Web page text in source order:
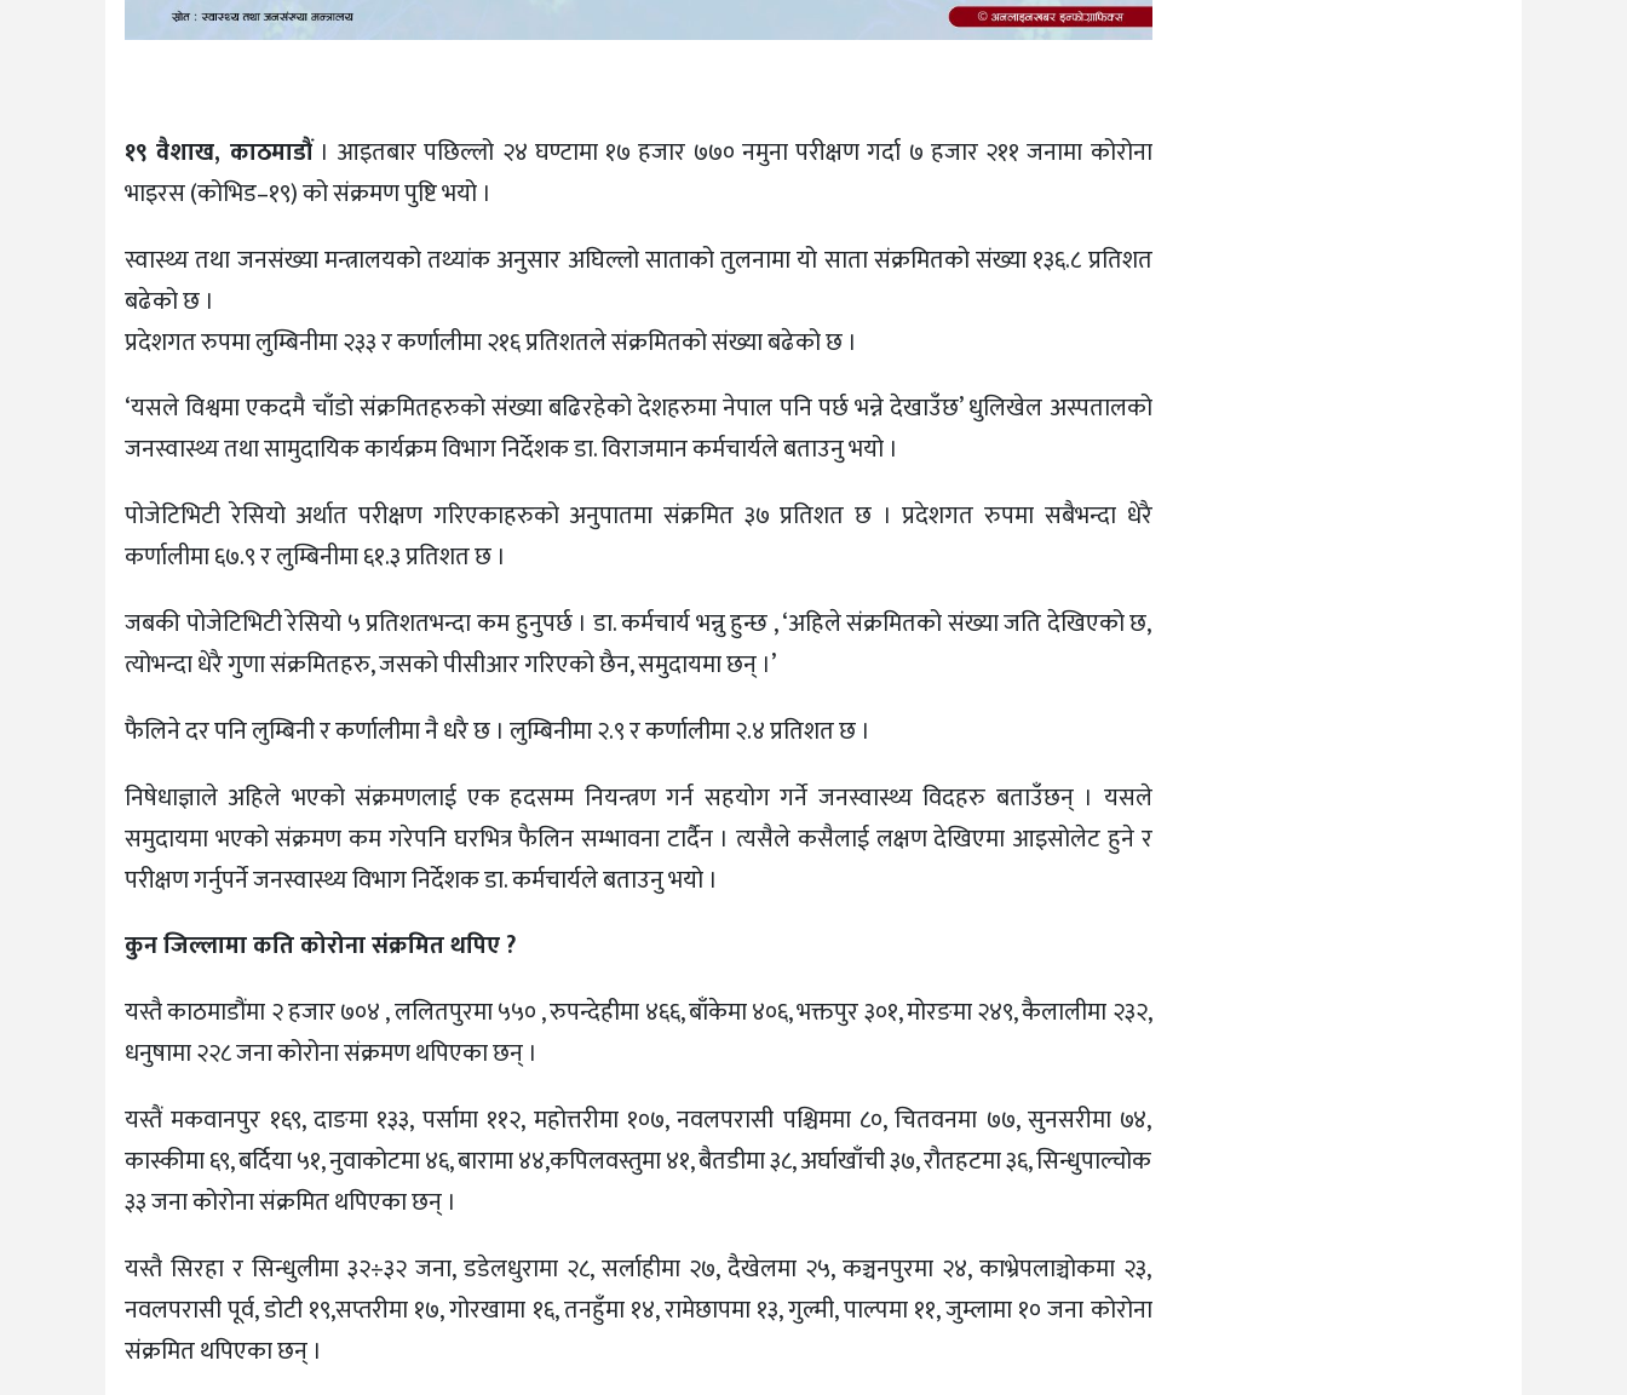
१९ वैशाख, काठमाडौं। आइतबार पछिल्लो २४ घण्टामा १७ हजार ७७० नमुना परीक्षण गर्दा ७ हजार २११ जनामा कोरोना
भाइरस (कोभिड–१९) को संक्रमण पुष्टि भयो ।
स्वास्थ्य तथा जनसंख्या मन्त्रालयको तथ्यांक अनुसार अघिल्लो साताको तुलनामा यो साता संक्रमितको संख्या १३६.८ प्रतिशत
बढेको छ ।
प्रदेशगत रुपमा लुम्बिनीमा २३३ र कर्णालीमा २१६ प्रतिशतले संक्रमितको संख्या बढेको छ ।
‘यसले विश्वमा एकदमै चाँडो संक्रमितहरुको संख्या बढिरहेको देशहरुमा नेपाल पनि पर्छ भन्ने देखाउँछ’ धुलिखेल अस्पतालको
जनस्वास्थ्य तथा सामुदायिक कार्यक्रम विभाग निर्देशक डा. विराजमान कर्मचार्यले बताउनु भयो ।
पोजेटिभिटी रेसियो अर्थात परीक्षण गरिएकाहरुको अनुपातमा संक्रमित ३७ प्रतिशत छ । प्रदेशगत रुपमा सबैभन्दा धेरै
कर्णालीमा ६७.९ र लुम्बिनीमा ६१.३ प्रतिशत छ ।
जबकी पोजेटिभिटी रेसियो ५ प्रतिशतभन्दा कम हुनुपर्छ । डा. कर्मचार्य भन्नु हुन्छ , ‘अहिले संक्रमितको संख्या जति देखिएको छ,
त्योभन्दा धेरै गुणा संक्रमितहरु, जसको पीसीआर गरिएको छैन, समुदायमा छन् ।’
फैलिने दर पनि लुम्बिनी र कर्णालीमा नै धरै छ । लुम्बिनीमा २.९ र कर्णालीमा २.४ प्रतिशत छ ।
निषेधाज्ञाले अहिले भएको संक्रमणलाई एक हदसम्म नियन्त्रण गर्न सहयोग गर्ने जनस्वास्थ्य विदहरु बताउँछन् । यसले
समुदायमा भएको संक्रमण कम गरेपनि घरभित्र फैलिन सम्भावना टार्दैन । त्यसैले कसैलाई लक्षण देखिएमा आइसोलेट हुने र
परीक्षण गर्नुपर्ने जनस्वास्थ्य विभाग निर्देशक डा. कर्मचार्यले बताउनु भयो ।
कुन जिल्लामा कति कोरोना संक्रमित थपिए ?
यस्तै काठमाडौंमा २ हजार ७०४ , ललितपुरमा ५५० , रुपन्देहीमा ४६६, बाँकेमा ४०६, भक्तपुर ३०१, मोरङमा २४९, कैलालीमा २३२,
धनुषामा २२८ जना कोरोना संक्रमण थपिएका छन् ।
यस्तैं मकवानपुर १६९, दाङमा १३३, पर्सामा ११२, महोत्तरीमा १०७, नवलपरासी पश्चिममा ८०, चितवनमा ७७, सुनसरीमा ७४,
कास्कीमा ६९, बर्दिया ५१, नुवाकोटमा ४६, बारामा ४४,कपिलवस्तुमा ४१, बैतडीमा ३८, अर्घाखाँची ३७, रौतहटमा ३६, सिन्धुपाल्चोक
३३ जना कोरोना संक्रमित थपिएका छन् ।
यस्तै सिरहा र सिन्धुलीमा ३२÷३२ जना, डडेलधुरामा २८, सर्लाहीमा २७, दैखेलमा २५, कञ्चनपुरमा २४, काभ्रेपलाञ्चोकमा २३,
नवलपरासी पूर्व, डोटी १९,सप्तरीमा १७, गोरखामा १६, तनहुँमा १४, रामेछापमा १३, गुल्मी, पाल्पमा ११, जुम्लामा १० जना कोरोना
संक्रमित थपिएका छन् ।